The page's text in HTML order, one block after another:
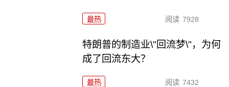
最热 阅读 7928
特朗普的制造业\"回流梦\"，为何
成了回流东大？
最热 阅读 7432